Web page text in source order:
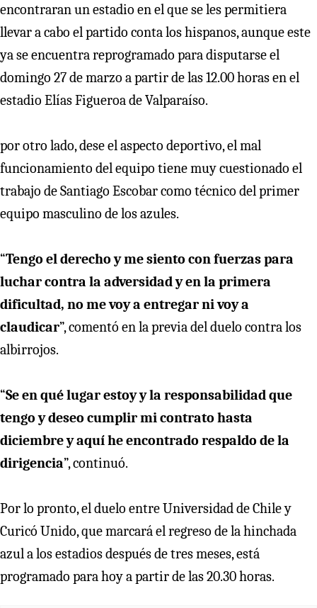
encontraran un estadio en el que se les permitiera
llevar a cabo el partido conta los hispanos, aunque este
ya se encuentra reprogramado para disputarse el
domingo 27 de marzo a partir de las 12.00 horas en el
estadio Elías Figueroa de Valparaíso.
por otro lado, dese el aspecto deportivo, el mal
funcionamiento del equipo tiene muy cuestionado el
trabajo de Santiago Escobar como técnico del primer
equipo masculino de los azules.
“Tengo el derecho y me siento con fuerzas para
luchar contra la adversidad y en la primera
dificultad, no me voy a entregar ni voy a
claudicar”, comentó en la previa del duelo contra los
albirrojos.
“Se en qué lugar estoy y la responsabilidad que
tengo y deseo cumplir mi contrato hasta
diciembre y aquí he encontrado respaldo de la
dirigencia”, continuó.
Por lo pronto, el duelo entre Universidad de Chile y
Curicó Unido, que marcará el regreso de la hinchada
azul a los estadios después de tres meses, está
programado para hoy a partir de las 20.30 horas.